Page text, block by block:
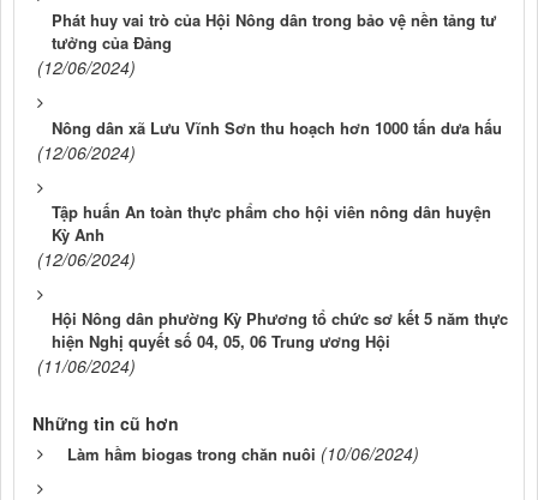
Phát huy vai trò của Hội Nông dân trong bảo vệ nền tảng tư
tưởng của Đảng
(12/06/2024)
Nông dân xã Lưu Vĩnh Sơn thu hoạch hơn 1000 tấn dưa hấu
(12/06/2024)
Tập huấn An toàn thực phẩm cho hội viên nông dân huyện
Kỳ Anh
(12/06/2024)
Hội Nông dân phường Kỳ Phương tổ chức sơ kết 5 năm thực
hiện Nghị quyết số 04, 05, 06 Trung ương Hội
(11/06/2024)
Những tin cũ hơn
Làm hầm biogas trong chăn nuôi (10/06/2024)